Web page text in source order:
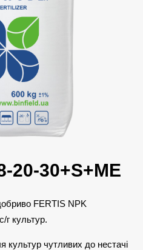
20-30+S+ME
FERTIS NPK
г культур.
культур чутливих до нестачі